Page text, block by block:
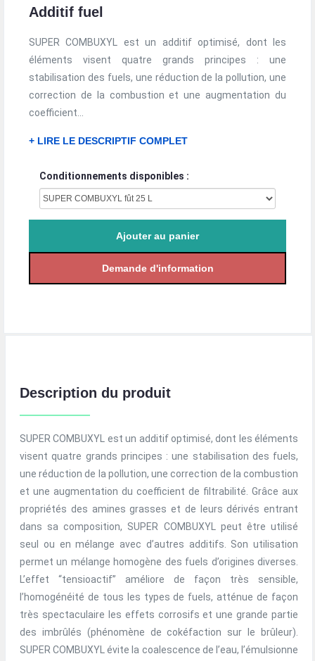
Additif fuel
SUPER COMBUXYL est un additif optimisé, dont les
éléments visent quatre grands principes : une
stabilisation des fuels, une réduction de la pollution, une
correction de la combustion et une augmentation du
coefficient...
+ LIRE LE DESCRIPTIF COMPLET
Conditionnements disponibles :
Description du produit
SUPER COMBUXYL est un additif optimisé, dont les éléments
visent quatre grands principes : une stabilisation des fuels,
une réduction de la pollution, une correction de la combustion
et une augmentation du coefficient de filtrabilité. Grâce aux
propriétés des amines grasses et de leurs dérivés entrant
dans sa composition, SUPER COMBUXYL peut être utilisé
seul ou en mélange avec d’autres additifs. Son utilisation
permet un mélange homogène des fuels d’origines diverses.
L’effet “tensioactif” améliore de façon très sensible,
l’homogénéité de tous les types de fuels, atténue de façon
très spectaculaire les effets corrosifs et une grande partie
des imbrûlés (phénomène de cokéfaction sur le brûleur).
SUPER COMBUXYL évite la coalescence de l’eau, l’émulsionne